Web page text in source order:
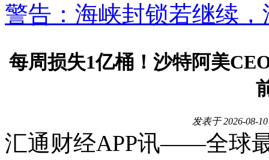
警告：海峡封锁若继续
每周损失1亿桶！沙特阿美
发表于2026-08-
汇通财经APP讯——全球